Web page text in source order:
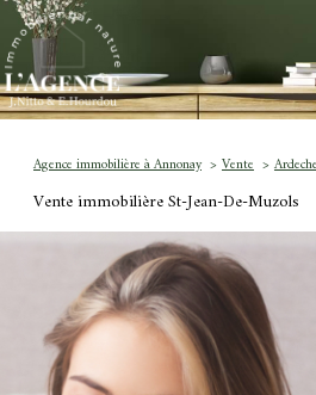
Accueil
Agence immobilière à Annonay Vente
Vente immobilière St-Jean-De-Muzols